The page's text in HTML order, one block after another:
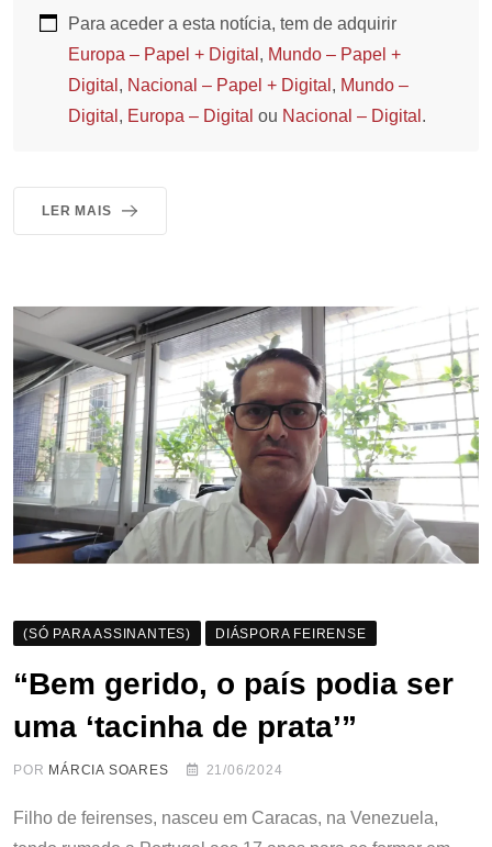
Para aceder a esta notícia, tem de adquirir
Europa – Papel + Digital , Mundo – Papel +
Digital , Nacional – Papel + Digital , Mundo –
Digital , Europa – Digital ou Nacional – Digital .
LER MAIS
(SÓ PARA ASSINANTES) DIÁSPORA FEIRENSE
“Bem gerido, o país podia ser
uma ‘tacinha de prata’”
POR MÁRCIA SOARES 21/06/2024
Filho de feirenses, nasceu em Caracas, na Venezuela,